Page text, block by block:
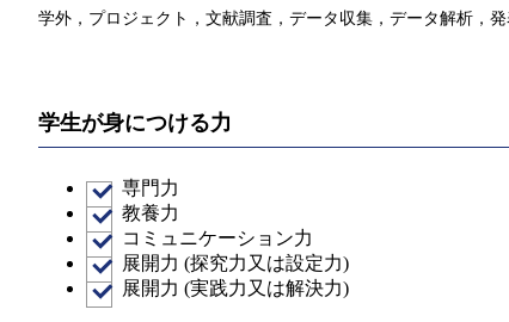
学外，プロジェクト，文献調査，データ収集，データ解析，
学生が身につける力
専門力
教養力
コミュニケーション力
展開力 (探究力又は設定力)
展開力 (実践力又は解決力)